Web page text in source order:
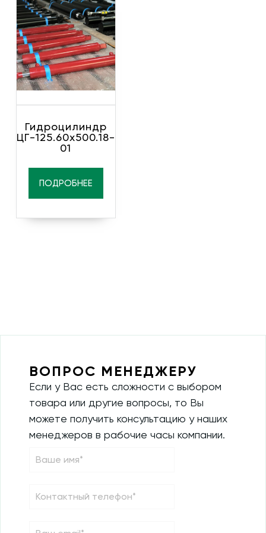
Гидроцилиндр
ЦГ-125.60х500.18-
01
ПОДРОБНЕЕ
ВОПРОС МЕНЕДЖЕРУ
Если у Вас есть сложности с выбором
товара или другие вопросы, то Вы
можете получить консультацию у наших
менеджеров в рабочие часы компании.